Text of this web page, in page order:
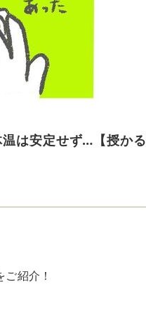
は安定せず…【授かる
紹介！